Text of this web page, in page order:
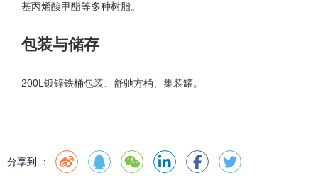
基丙烯酸甲酯等多种树脂。
包装与储存
200L镀锌铁桶包装、舒驰方桶、集装罐。
分享到 ：